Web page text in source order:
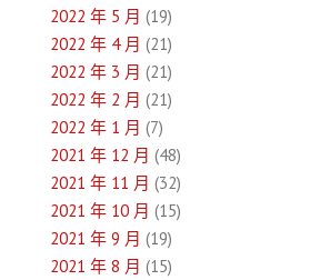
2022 年 5 月 (19)
2022 年 4 月 (21)
2022 年 3 月 (21)
2022 年 2 月 (21)
2022 年 1 月 (7)
2021 年 12 月 (48)
2021 年 11 月 (32)
2021 年 10 月 (15)
2021 年 9 月 (19)
2021 年 8 月 (15)